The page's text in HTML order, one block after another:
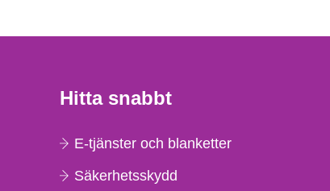
Hitta snabbt
E-tjänster och blanketter
Säkerhetsskydd